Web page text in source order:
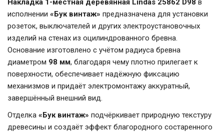
Накладка 1-местная деревянная Lindas 25862 D98 в
исполнении «Бук винтаж» предназначена для установки
розеток, выключателей и других электроустановочных
изделий на стенах из оцилиндрованного бревна.
Основание изготовлено с учётом радиуса бревна
диаметром 98 мм, благодаря чему плотно прилегает к
поверхности, обеспечивает надёжную фиксацию
механизмов и придаёт электромонтажу аккуратный,
завершённый внешний вид.
Отделка «Бук винтаж» подчёркивает природную текстуру
древесины и создаёт эффект благородного состаренного